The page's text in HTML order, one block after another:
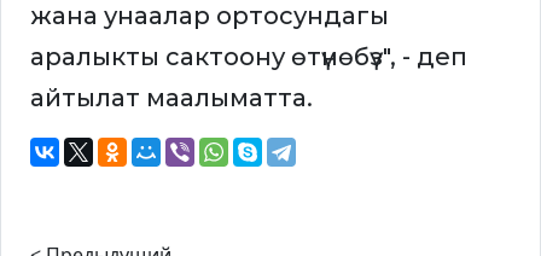
жана унаалар ортосундагы
аралыкты сактоону өтүнөбүз", - деп
айтылат маалыматта.